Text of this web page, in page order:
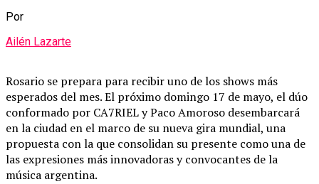
Por
Ailén Lazarte
Rosario se prepara para recibir uno de los shows más
esperados del mes. El próximo domingo 17 de mayo, el dúo
conformado por CA7RIELyPaco Amoroso desembarcará
en la ciudad en el marco de su nueva gira mundial, una
propuesta con la que consolidan su presente como una de
las expresiones más innovadoras y convocantes de la
música argentina.